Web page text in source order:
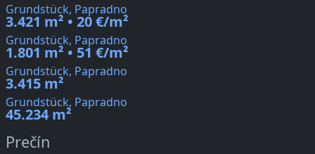
Grundstück, Papradno
3.421 m² • 20 €/m²
Grundstück, Papradno
1.801 m² • 51 €/m²
Grundstück, Papradno
3.415 m²
Grundstück, Papradno
45.234 m²
Prečín